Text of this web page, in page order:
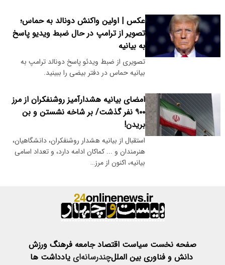
عکس | اولین واکنش دونالد به حماس؛
تصویر از ترامپ در حال ضبط ویدیو پاسخ
به بیانیه
تصویری از ضبط ویدئو پاسخ دونالد ترامپ به
بیانیه حماس در دفتر بیضی را ببینید.
امضای بیانیه هشدارآمیز روشنفکران از مرز
۹۰۰ نفر گذشت/ بر شاخه نشستن و بن
بریدن!
استقبال از بیانیه هشدار روشنفکران، دانشگاهیان،
هنرمندان و ... کماکان ادامه دارد، و تعداد اسامی
بیانیه، اکنون از مرز…
صفحه نخست سیاست اقتصادجامعه فرهنگ ورزش
دانش و فناوری بین المللچندرسانه‌ای یادداشت ها